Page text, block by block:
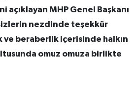
MHP Genel Başkanı
nezdinde teşekkür
ve beraberlik içerisinde halkın
omuz omuza birlikte